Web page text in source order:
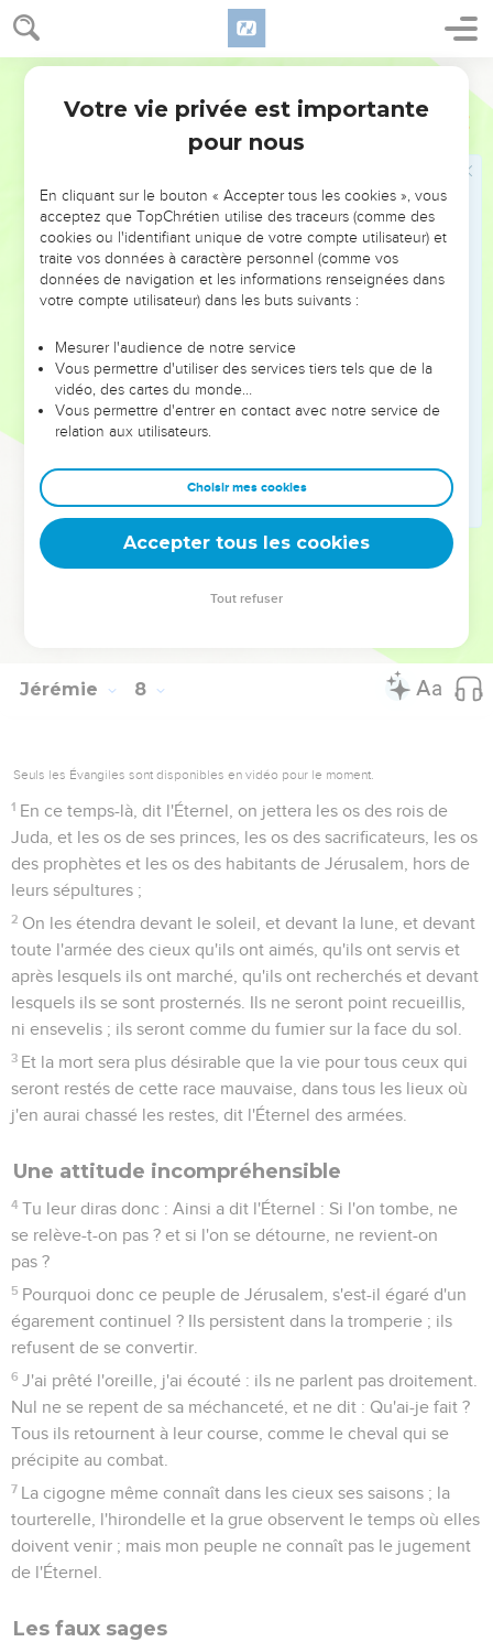
Jérémie 7
La fidélité a péri ; elle est retranchée de leur bouche !
La vallée du massacre
Rase ta chevelure, et jette-la au loin ; et sur les hauteurs,
prononce une complainte ! Car l'Éternel rejette et
abandonne cette race, objet de son courroux.
Car les enfants de Juda ont fait ce qui est mal à mes yeux,
dit l'Éternel. Ils ont placé leurs abominations dans la maison
sur laquelle mon nom est invoqué, afin de la souiller.
Et ils ont bâti les hauts lieux de Thopheth, qui est dans la
vallée du fils de Hinnom, pour brûler au feu leurs fils et leurs
pensé.
C'est pourquoi, voici, les jours viennent, dit l'Éternel, où
l'on ne dira plus Thopheth et la vallée du fils de Hinnom,
mais la vallée de la tuerie ; et on ensevelira à Thopheth,
faute de place.
Et les cadavres de ce peuple seront la pâture des oiseaux
des cieux et des bêtes de la terre, et il n'y aura personne qui
les trouble.
Et je ferai cesser dans les villes de Juda et dans les rues
de l'époux et la voix de l'épouse ; car le pays sera un désert.
Jérémie 8
Seuls les Évangiles sont disponibles en vidéo pour le moment.
1 En ce temps-là, dit l'Éternel, on jettera les os des rois de
Juda, et les os de ses princes, les os des sacrificateurs, les os
des prophètes et les os des habitants de Jérusalem, hors de
leurs sépultures ;
2 On les étendra devant le soleil, et devant la lune, et devant
toute l'armée des cieux qu'ils ont aimés, qu'ils ont servis et
après lesquels ils ont marché, qu'ils ont recherchés et devant
lesquels ils se sont prosternés. Ils ne seront point recueillis,
ni ensevelis ; ils seront comme du fumier sur la face du sol.
3 Et la mort sera plus désirable que la vie pour tous ceux qui
seront restés de cette race mauvaise, dans tous les lieux où
j'en aurai chassé les restes, dit l'Éternel des armées.
Une attitude incompréhensible
4 Tu leur diras donc : Ainsi a dit l'Éternel : Si l'on tombe, ne
se relève-t-on pas ? et si l'on se détourne, ne revient-on
pas ?
5 Pourquoi donc ce peuple de Jérusalem, s'est-il égaré d'un
égarement continuel ? Ils persistent dans la tromperie ; ils
refusent de se convertir.
6 J'ai prêté l'oreille, j'ai écouté : ils ne parlent pas droitement.
Nul ne se repent de sa méchanceté, et ne dit : Qu'ai-je fait ?
Tous ils retournent à leur course, comme le cheval qui se
précipite au combat.
7 La cigogne même connaît dans les cieux ses saisons ; la
tourterelle, l'hirondelle et la grue observent le temps où elles
doivent venir ; mais mon peuple ne connaît pas le jugement
de l'Éternel.
Les faux sages
Votre vie privée est importante
pour nous
En cliquant sur le bouton « Accepter tous les cookies », vous
acceptez que TopChrétien utilise des traceurs (comme des
cookies ou l'identifiant unique de votre compte utilisateur) et
traite vos données à caractère personnel (comme vos
données de navigation et les informations renseignées dans
votre compte utilisateur) dans les buts suivants :
Mesurer l'audience de notre service
Vous permettre d'utiliser des services tiers tels que de la
vidéo, des cartes du monde…
Vous permettre d'entrer en contact avec notre service de
relation aux utilisateurs.
Choisir mes cookies
Accepter tous les cookies
Tout refuser